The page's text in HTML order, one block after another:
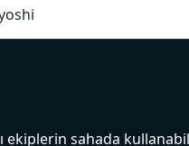
ekiplerin sahada